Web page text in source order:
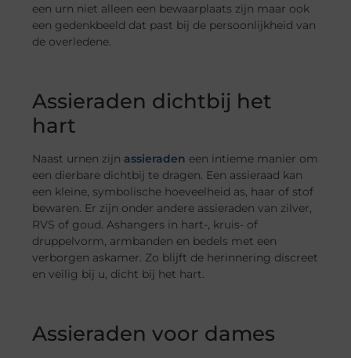
een urn niet alleen een bewaarplaats zijn maar ook
een gedenkbeeld dat past bij de persoonlijkheid van
de overledene.
Assieraden dichtbij het
hart
Naast urnen zijn assieraden een intieme manier om
een dierbare dichtbij te dragen. Een assieraad kan
een kleine, symbolische hoeveelheid as, haar of stof
bewaren. Er zijn onder andere assieraden van zilver,
RVS of goud. Ashangers in hart-, kruis- of
druppelvorm, armbanden en bedels met een
verborgen askamer. Zo blijft de herinnering discreet
en veilig bij u, dicht bij het hart.
Assieraden voor dames